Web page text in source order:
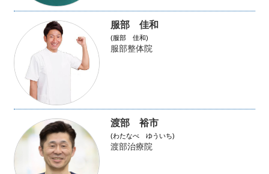
服部 佳和
(服部 佳和)
服部整体院
渡部 裕市
(わたなべ ゆういち)
渡部治療院